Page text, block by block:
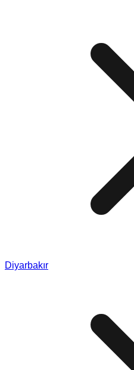
Diyarbakır